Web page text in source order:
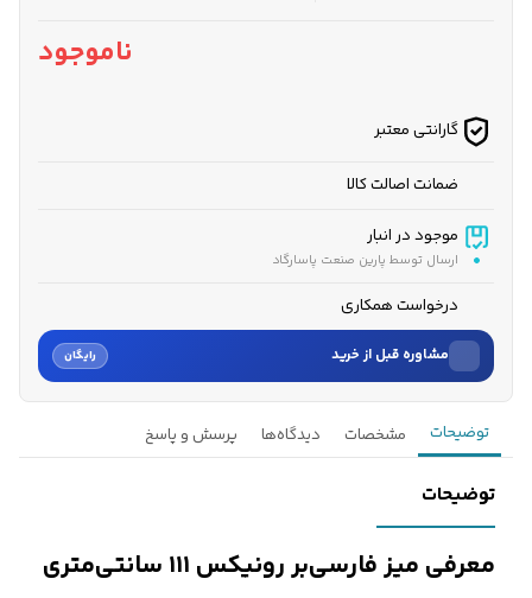
ناموجود
گارانتی معتبر
ضمانت اصالت کالا
موجود در انبار
ارسال توسط پارین صنعت پاسارگاد
درخواست همکاری
مشاوره قبل از خرید رایگان
نام
توضیحات مشخصات دیدگاه‌ها پرسش و پاسخ
توضیحات
معرفی میز فارسی‌بر رونیکس ۱۱۱ سانتی‌متری